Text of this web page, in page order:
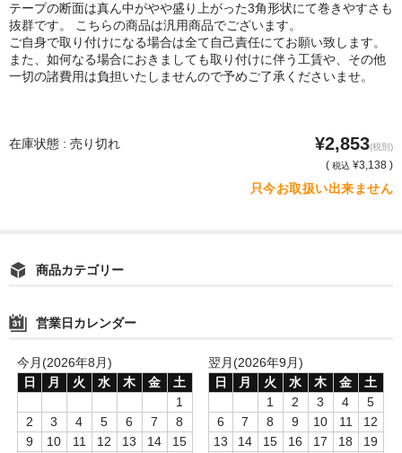
テープの断面は真ん中がやや盛り上がった3角形状にて巻きやすさも
抜群です。 こちらの商品は汎用商品でございます。
ご自身で取り付けになる場合は全て自己責任にてお願い致します。
また、如何なる場合におきましても取り付けに伴う工賃や、その他
一切の諸費用は負担いたしませんので予めご了承くださいませ。
在庫状態 : 売り切れ ¥2,853(税別)
( 税込 ¥3,138 )
只今お取扱い出来ません
商品カテゴリー
営業日カレンダー
今月(2026年8月)
日
月 火 水 木 金
土
1
2
3 4 5 6 7
8
9
10 11 12 13 14
15
翌月(2026年9月)
日
月 火 水 木 金
土
1
2 3 4
5
6
7 8 9 10 11
12
13
14 15 16 17 18
19